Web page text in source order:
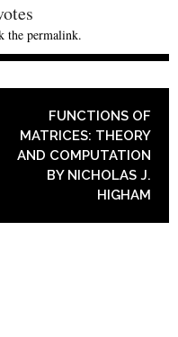
the permalink.
FUNCTIONS OF
MATRICES: THEORY
AND COMPUTATION
BY NICHOLAS J.
HIGHAM